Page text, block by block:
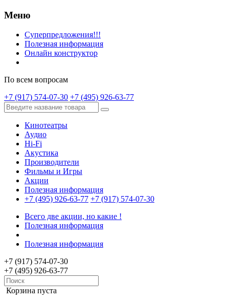
Меню
Суперпредложения!!!
Полезная информация
Онлайн конструктор
По всем вопросам
+7 (917) 574-07-30 +7 (495) 926-63-77
Кинотеатры
Аудио
Hi-Fi
Акустика
Производители
Фильмы и Игры
Акции
Полезная информация
+7 (495) 926-63-77 +7 (917) 574-07-30
Всего две акции, но какие !
Полезная информация
Полезная информация
+7 (917) 574-07-30
+7 (495) 926-63-77
Корзина пуста